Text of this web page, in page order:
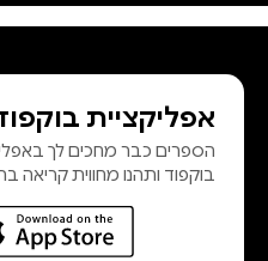
העבודה הפנימית
חיים של הגשמה,
אלכסנדר אונג,
ואסטרטג עסקי
אפליקציית
הספרים כבר מחכים לך
בוקפוד ותהנו מחווית קריאה